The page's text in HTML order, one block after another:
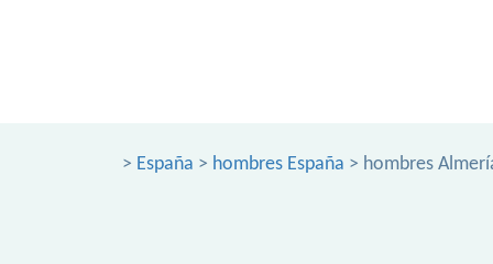
> España > hombres España > hombres